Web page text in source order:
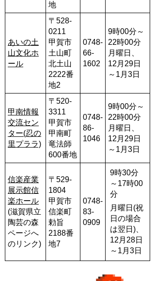
地
あいの土
山文化ホ
ール
〒528-
0211
甲賀市
土山町
北土山
2222番
地2
0748-
66-
1602
9時00分～
22時00分
月曜日、
12月29日
～1月3日
甲南情報
交流セン
ター(忍の
里プララ)
〒520-
3311
甲賀市
甲南町
竜法師
600番地
0748-
86-
1046
9時00分～
22時00分
月曜日、
12月29日
～1月3日
信楽産業
展示館信
楽ホール
(滋賀県立
陶芸の森
ページへ
のリンク)
〒529-
1804
甲賀市
信楽町
勅旨
2188番
地7
0748-
83-
0909
9時30分
～17時00
分
月曜日(祝
日の場合
は翌日)、
12月28日
～1月3日